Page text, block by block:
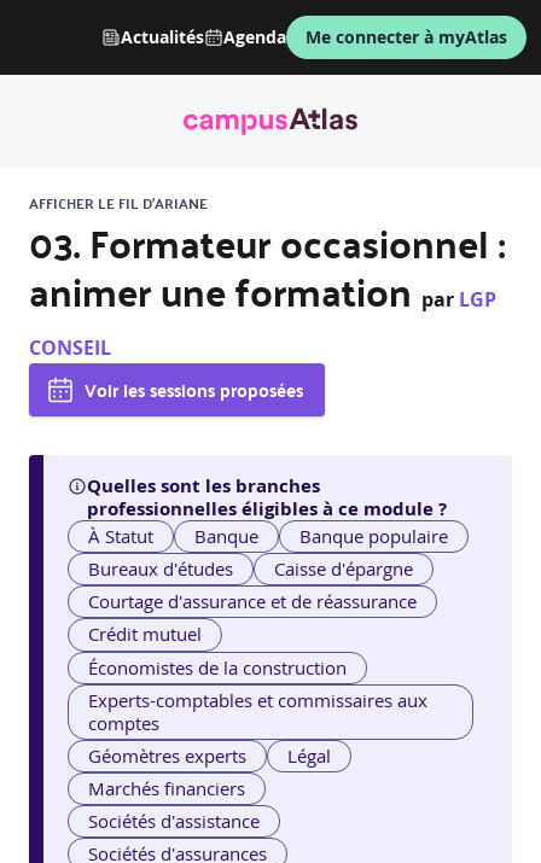
Actualités Agenda Me connecter à myAtlas
AFFICHER LE FIL D'ARIANE
03. Formateur occasionnel :
animer une formation par LGP
CONSEIL
Voir les sessions proposées
Quelles sont les branches
professionnelles éligibles à ce module ?
À Statut Banque
Banque populaire
Bureaux d'études
Caisse d'épargne
Courtage d'assurance et de réassurance
Crédit mutuel
Économistes de la construction
Experts-comptables et commissaires aux
comptes
Géomètres experts
Légal
Marchés financiers
Sociétés d'assistance
Sociétés d'assurances